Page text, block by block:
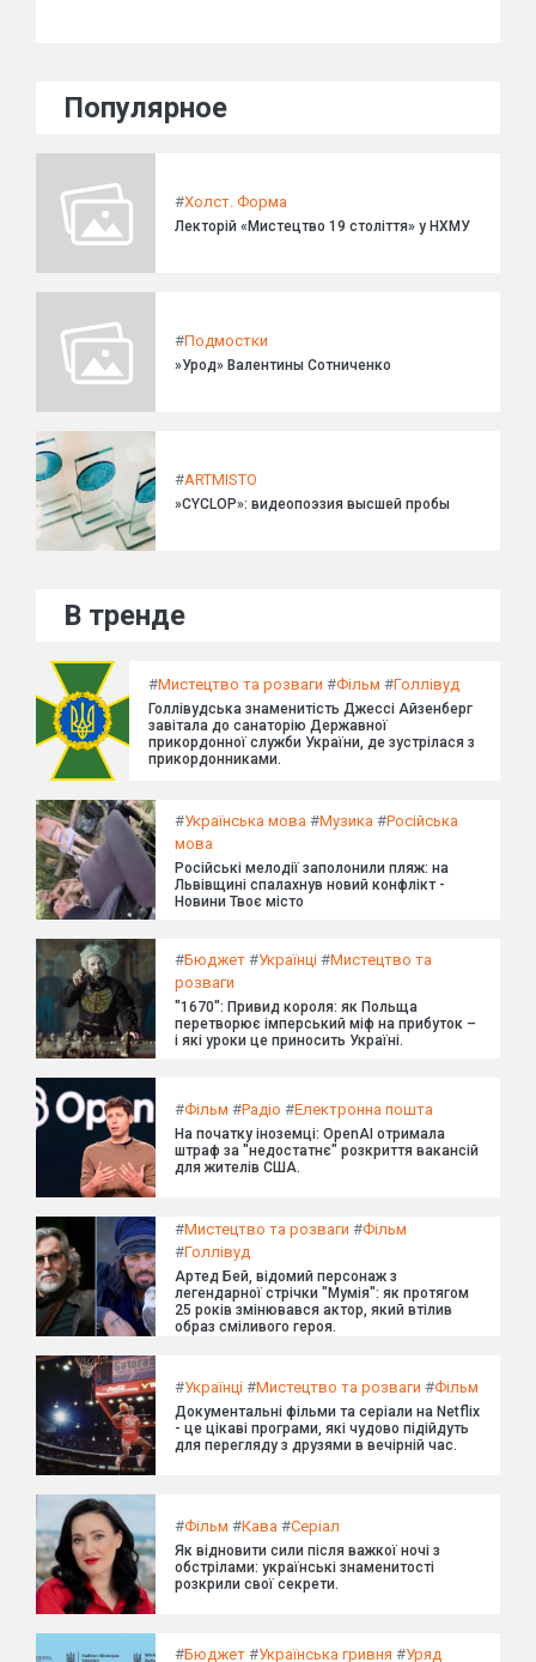
Популярное
#Холст. Форма
Лекторій «Мистецтво 19 століття» у НХМУ
#Подмостки
»Урод» Валентины Сотниченко
#ARTMISTO
»CYCLOP»: видеопоэзия высшей пробы
В тренде
#Мистецтво та розваги #Фільм #Голлівуд
Голлівудська знаменитість Джессі Айзенберг
завітала до санаторію Державної
прикордонної служби України, де зустрілася з
прикордонниками.
#Українська мова #Музика #Російська
мова
Російські мелодії заполонили пляж: на
Львівщині спалахнув новий конфлікт -
Новини Твоє місто
#Бюджет #Українці #Мистецтво та
розваги
"1670": Привид короля: як Польща
перетворює імперський міф на прибуток –
і які уроки це приносить Україні.
#Фільм #Радіо #Електронна пошта
На початку іноземці: OpenAI отримала
штраф за "недостатнє" розкриття вакансій
для жителів США.
#Мистецтво та розваги #Фільм
#Голлівуд
Артед Бей, відомий персонаж з
легендарної стрічки "Мумія": як протягом
25 років змінювався актор, який втілив
образ сміливого героя.
#Українці #Мистецтво та розваги #Фільм
Документальні фільми та серіали на Netflix
- це цікаві програми, які чудово підійдуть
для перегляду з друзями в вечірній час.
#Фільм #Кава #Серіал
Як відновити сили після важкої ночі з
обстрілами: українські знаменитості
розкрили свої секрети.
#Бюджет #Українська гривня #Уряд